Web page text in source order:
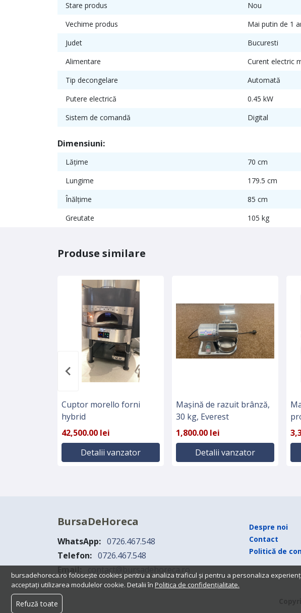
Stare produs
Nou
Vechime produs
Mai putin de 1
Judet
Bucuresti
Alimentare
Curent electric
Tip decongelare
Automată
Putere electrică
0.45 kW
Sistem de comandă
Digital
Dimensiuni:
Lățime
70 cm
Lungime
179.5 cm
Înălțime
85 cm
Greutate
105 kg
Produse similare
Cuptor morello forni
hybrid
42,500.00 lei
Detalii vanzator
Mașină de razuit brânză,
30 kg, Everest
1,800.00 lei
Detalii vanzator
bursadehoreca.ro folosește cookies pentru a analiza traficul și pentru a personaliza
acceptați utilizarea modulelor cookie. Detalii în Politica de confidențialitate.
Refuză toate
BursaDeHoreca
WhatsApp: 0726.467.548
Telefon: 0726.467.548
Despre noi
Contact
Politică de